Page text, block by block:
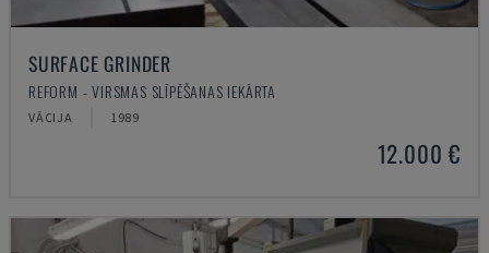
SURFACE GRINDER
REFORM - VIRSMAS SLĪPĒŠANAS IEKĀRTA
VĀCIJA 1989
12.000 €